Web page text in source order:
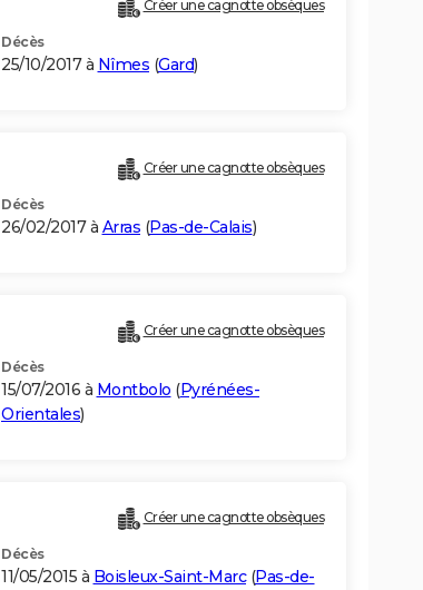
Créer une cagnotte obsèques
Décès
25/10/2017 à Nîmes (Gard)
Créer une cagnotte obsèques
Décès
26/02/2017 à Arras (Pas-de-Calais)
Créer une cagnotte obsèques
Décès
15/07/2016 à Montbolo (Pyrénées-
Orientales)
Créer une cagnotte obsèques
Décès
11/05/2015 à Boisleux-Saint-Marc(Pas-de-